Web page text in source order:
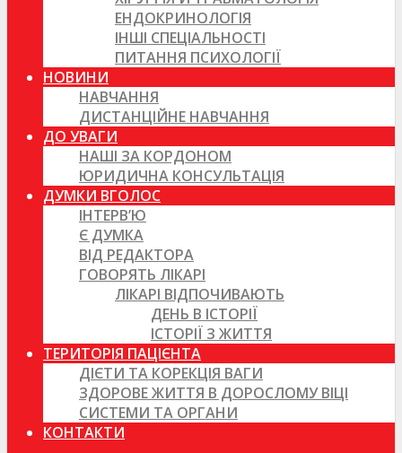
ЕНДОКРИНОЛОГІЯ
ІНШІ СПЕЦІАЛЬНОСТІ
ПИТАННЯ ПСИХОЛОГІЇ
НОВИНИ
НАВЧАННЯ
ДИСТАНЦІЙНЕ НАВЧАННЯ
ДО УВАГИ
НАШІ ЗА КОРДОНОМ
ЮРИДИЧНА КОНСУЛЬТАЦІЯ
ДУМКИ ВГОЛОС
ІНТЕРВ’Ю
Є ДУМКА
ВІД РЕДАКТОРА
ГОВОРЯТЬ ЛІКАРІ
ЛІКАРІ ВІДПОЧИВАЮТЬ
ДЕНЬ В ІСТОРІЇ
ІСТОРІЇ З ЖИТТЯ
ТЕРИТОРІЯ ПАЦІЄНТА
ДІЄТИ ТА КОРЕКЦІЯ ВАГИ
ЗДОРОВЕ ЖИТТЯ В ДОРОСЛОМУ ВІЦІ
СИСТЕМИ ТА ОРГАНИ
КОНТАКТИ